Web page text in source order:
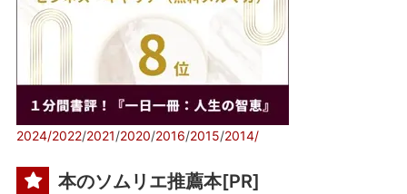
2024/2022/2021/2020/2016/2015/2014/
本のソムリエ推薦本[PR]